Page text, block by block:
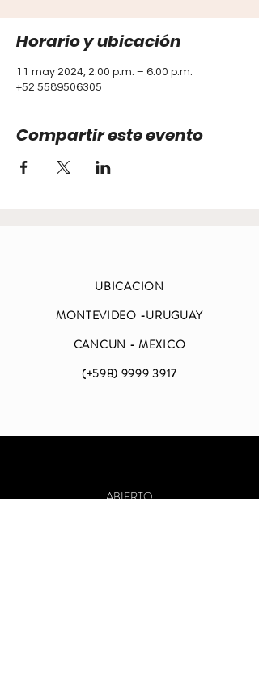
Horario y ubicación
11 may 2024, 2:00 p.m. – 6:00 p.m.
+52 5589506305
Compartir este evento
UBICACION
MONTEVIDEO -URUGUAY
CANCUN - MEXICO
(+598) 9999 3917
ABIERTO